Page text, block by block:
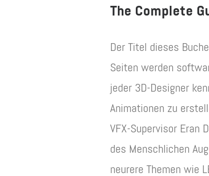
The Complete
Der Titel dieses
Seiten werden
jeder 3D-Designer
Animationen zu
VFX-Supervisor Eran
des Menschlichen
neurere Themen wie